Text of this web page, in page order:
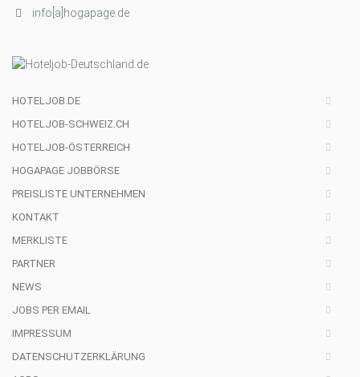
info[a]hogapage.de
HOTELJOB.DE
HOTELJOB-SCHWEIZ.CH
HOTELJOB-ÖSTERREICH
HOGAPAGE JOBBÖRSE
PREISLISTE UNTERNEHMEN
KONTAKT
MERKLISTE
PARTNER
NEWS
JOBS PER EMAIL
IMPRESSUM
DATENSCHUTZERKLÄRUNG